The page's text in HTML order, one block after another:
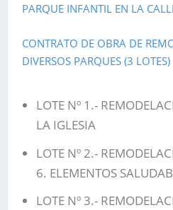
PARQUE INFANTIL EN LA
CONTRATO DE OBRA DE
DIVERSOS PARQUES (3 LOTES)
LOTE Nº 1.-
LA IGLESIA
LOTE Nº 2.-
6. ELEMENTOS
LOTE Nº 3.-